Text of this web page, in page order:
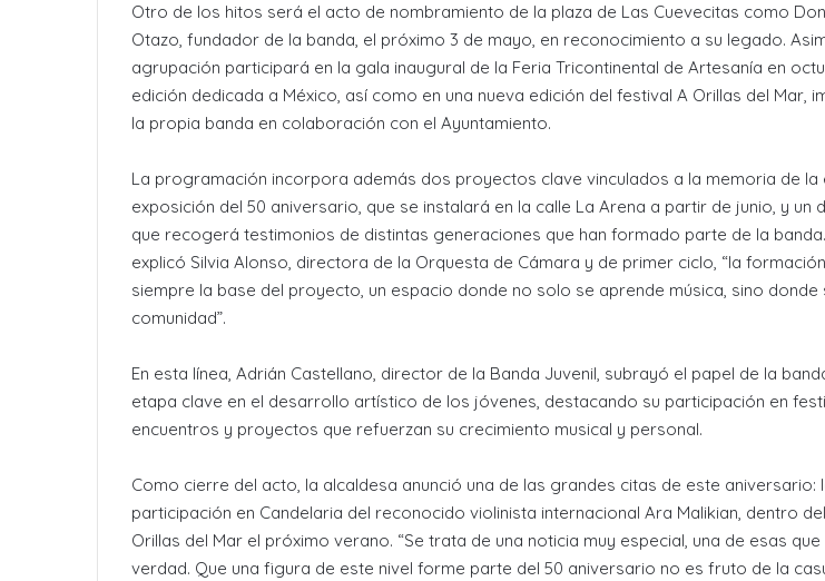
Otro de los hitos será el acto de nombramiento de la plaza de Las Cuevecitas como
Otazo, fundador de la banda, el próximo 3 de mayo, en reconocimiento a su legado.
agrupación participará en la gala inaugural de la Feria Tricontinental de Artesanía en
edición dedicada a México, así como en una nueva edición del festival A Orillas del Mar,
la propia banda en colaboración con el Ayuntamiento.
La programación incorpora además dos proyectos clave vinculados a la memoria de la
exposición del 50 aniversario, que se instalará en la calle La Arena a partir de junio, y un
que recogerá testimonios de distintas generaciones que han formado parte de la
explicó Silvia Alonso, directora de la Orquesta de Cámara y de primer ciclo, “la
siempre la base del proyecto, un espacio donde no solo se aprende música, sino donde
comunidad”.
En esta línea, Adrián Castellano, director de la Banda Juvenil, subrayó el papel de la
etapa clave en el desarrollo artístico de los jóvenes, destacando su participación en
encuentros y proyectos que refuerzan su crecimiento musical y personal.
Como cierre del acto, la alcaldesa anunció una de las grandes citas de este aniversario:
participación en Candelaria del reconocido violinista internacional Ara Malikian, dentro
Orillas del Mar el próximo verano. “Se trata de una noticia muy especial, una de esas que
verdad. Que una figura de este nivel forme parte del 50 aniversario no es fruto de la